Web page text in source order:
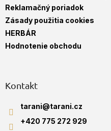
Reklamačný poriadok
Zásady použitia cookies
HERBÁR
Hodnotenie obchodu
Kontakt
tarani@tarani.cz
+420 775 272 929